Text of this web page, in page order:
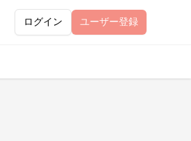
ログイン ユーザー登録